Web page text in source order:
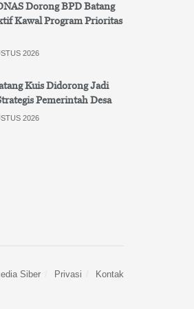
Dorong BPD Batang
Kawal Program Prioritas
2026
Kuis Didorong Jadi
Pemerintah Desa
2026
Siber Privasi Kontak